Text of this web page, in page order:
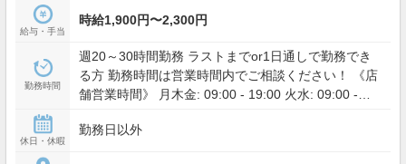
給与・手当
時給1,900円〜2,300円
勤務時間
週20～30時間勤務 ラストまでor1日通しで勤務でき
る方 勤務時間は営業時間内でご相談ください！ 《店
舗営業時間》 月木金: 09:00 - 19:00 火水: 09:00 -
休日・休暇
勤務日以外